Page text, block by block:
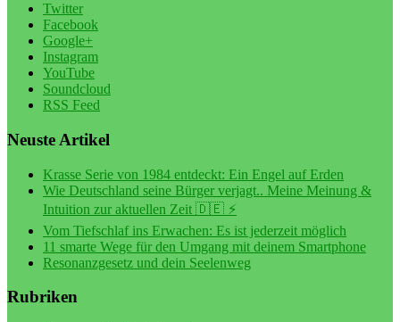
Twitter
Facebook
Google+
Instagram
YouTube
Soundcloud
RSS Feed
Neuste Artikel
Krasse Serie von 1984 entdeckt: Ein Engel auf Erden
Wie Deutschland seine Bürger verjagt.. Meine Meinung &
Intuition zur aktuellen Zeit 🇩🇪 ⚡️
Vom Tiefschlaf ins Erwachen: Es ist jederzeit möglich
11 smarte Wege für den Umgang mit deinem Smartphone
Resonanzgesetz und dein Seelenweg
Rubriken